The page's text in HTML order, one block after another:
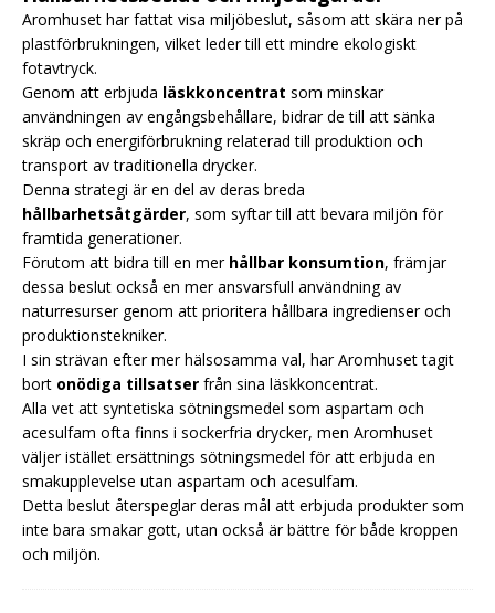
Aromhuset har fattat visa miljöbeslut, såsom att skära ner på
plastförbrukningen, vilket leder till ett mindre ekologiskt
fotavtryck.
Genom att erbjuda läskkoncentrat som minskar
användningen av engångsbehållare, bidrar de till att sänka
skräp och energiförbrukning relaterad till produktion och
transport av traditionella drycker.
Denna strategi är en del av deras breda
hållbarhetsåtgärder, som syftar till att bevara miljön för
framtida generationer.
Förutom att bidra till en mer hållbar konsumtion, främjar
dessa beslut också en mer ansvarsfull användning av
naturresurser genom att prioritera hållbara ingredienser och
produktionstekniker.
I sin strävan efter mer hälsosamma val, har Aromhuset tagit
bort onödiga tillsatser från sina läskkoncentrat.
Alla vet att syntetiska sötningsmedel som aspartam och
acesulfam ofta finns i sockerfria drycker, men Aromhuset
väljer istället ersättnings sötningsmedel för att erbjuda en
smakupplevelse utan aspartam och acesulfam.
Detta beslut återspeglar deras mål att erbjuda produkter som
inte bara smakar gott, utan också är bättre för både kroppen
och miljön.